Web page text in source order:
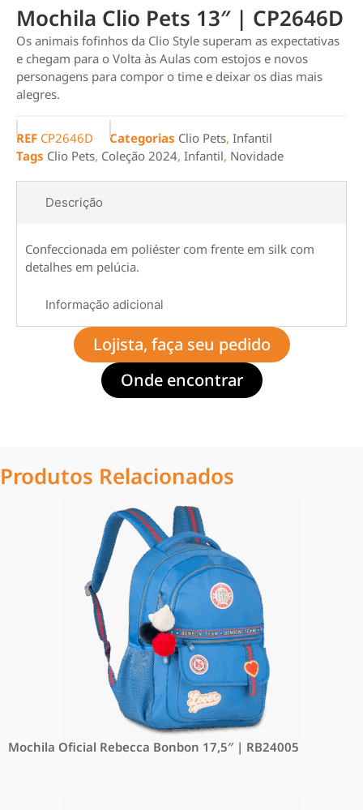
Mochila Clio Pets 13″ | CP2646D
Os animais fofinhos da Clio Style superam as expectativas
e chegam para o Volta às Aulas com estojos e novos
personagens para compor o time e deixar os dias mais
alegres.
REF CP2646D Categorias Clio Pets, Infantil
Tags Clio Pets, Coleção 2024, Infantil, Novidade
Descrição
Informação adicional
Confeccionada em poliéster com frente em silk com
detalhes em pelúcia.
Lojista, faça seu pedido
Onde encontrar
Produtos Relacionados
Mochila Oficial Rebecca Bonbon 17,5″ | RB24005